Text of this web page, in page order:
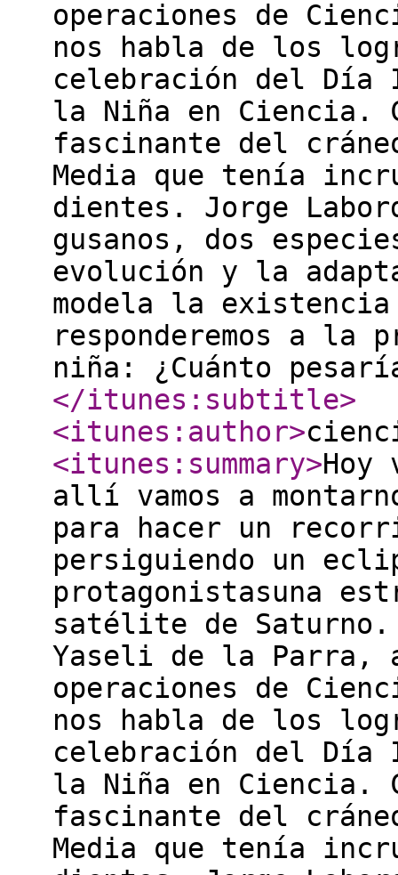
operaciones de
nos habla de los
celebración del Día
la Niña en Ciencia.
fascinante del
Media que tenía
dientes. Jorge
gusanos, dos
evolución y la
modela la
responderemos a la
niña: ¿Cuánto
</itunes:subtitle>
<itunes:author>
<itunes:summary>Hoy
allí vamos a
para hacer un
persiguiendo un
protagonistasuna
satélite de Saturno.
Yaseli de la Parra,
operaciones de
nos habla de los
celebración del Día
la Niña en Ciencia.
fascinante del
Media que tenía